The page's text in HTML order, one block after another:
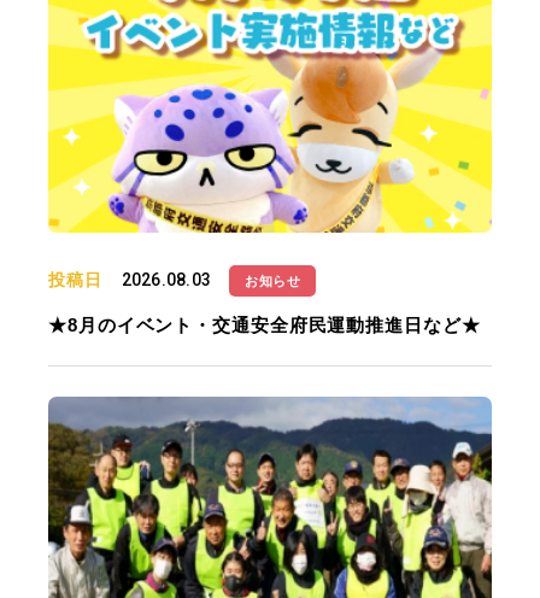
投稿日 2026.08.03 お知らせ
★8月のイベント・交通安全府民運動推進日など★